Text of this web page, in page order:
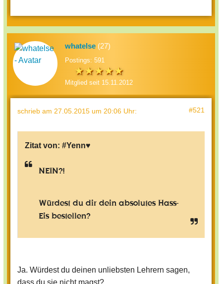
whatelse (27)
Postings: 591
Mitglied seit 15.11.2012
schrieb am 27.05.2015 um 20:06 Uhr: #521
Zitat von: #Yenn♥
NEIN?!
Würdest du dir dein absolutes Hass-
Eis bestellen?
Ja. Würdest du deinen unliebsten Lehrern sagen,